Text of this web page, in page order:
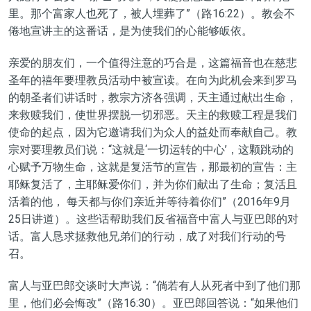
里。那个富家人也死了，被人埋葬了”（路16:22）。教会不
倦地宣讲主的这番话，是为使我们的心能够皈依。
亲爱的朋友们，一个值得注意的巧合是，这篇福音也在慈悲
圣年的禧年要理教员活动中被宣读。在向为此机会来到罗马
的朝圣者们讲话时，教宗方济各强调，天主通过献出生命 ，
来救赎我们，使世界摆脱一切邪恶。天主的救赎工程是我们
使命的起点，因为它邀请我们为众人的益处而奉献自己。教
宗对要理教员们说： “这就是‘一切运转的中心’， 这颗跳动的
心赋予万物生命， 这就是复活节的宣告，那最初的宣告：主
耶稣复活了，主耶稣爱你们，并为你们献出了生命；复活且
活着的他， 每天都与你们亲近并等待着你们”（2016年9月
25日讲道）。这些话帮助我们反省福音中富人与亚巴郎的对
话。富人恳求拯救他兄弟们的行动 ，成了对我们行动的号
召。
富人与亚巴郎交谈时大声说： “倘若有人从死者中到了他们那
里，他们必会悔改”（路16:30）。亚巴郎回答说： “如果他们